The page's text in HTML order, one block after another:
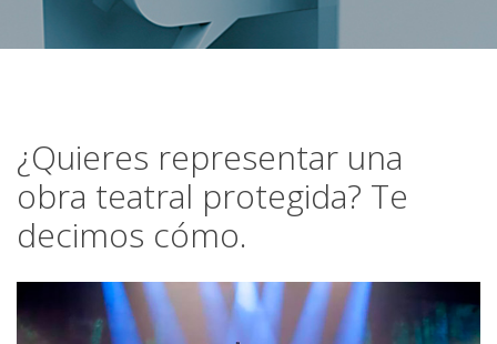
¿Quieres representar una
obra teatral protegida? Te
decimos cómo.